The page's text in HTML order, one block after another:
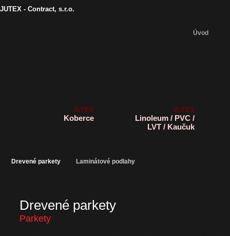
JUTEX - Contract, s.r.o.
Úvod
JUTEX
Koberce
JUTEX
Linoleum / PVC /
LVT / Kaučuk
Drevené parkety Laminátové podlahy
Drevené parkety
Parkety